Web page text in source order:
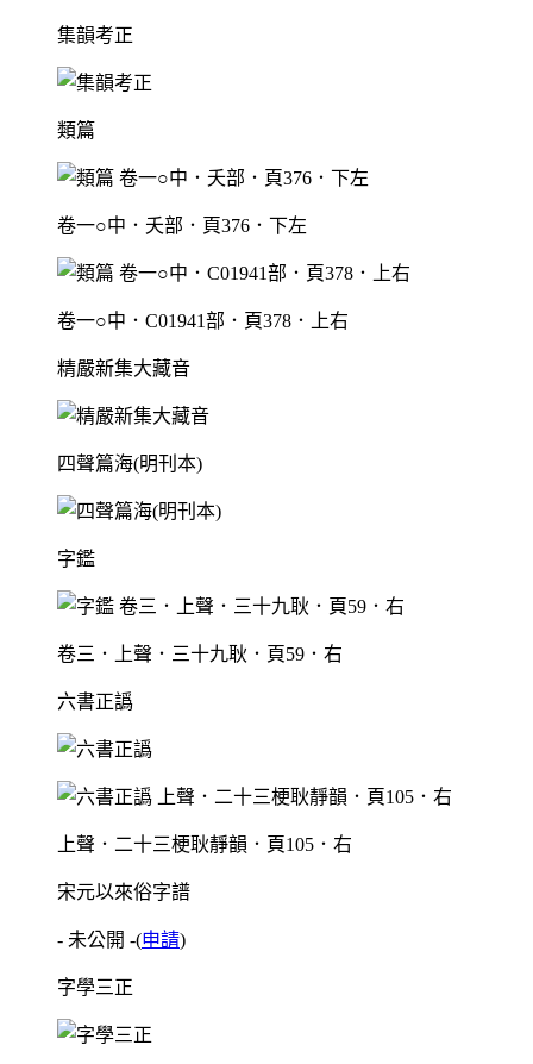
集韻考正
類篇
卷一○中．夭部．頁376．下左
卷一○中．C01941部．頁378．上右
精嚴新集大藏音
四聲篇海(明刊本)
字鑑
卷三．上聲．三十九耿．頁59．右
六書正譌
上聲．二十三梗耿靜韻．頁105．右
宋元以來俗字譜
- 未公開 -(申請)
字學三正